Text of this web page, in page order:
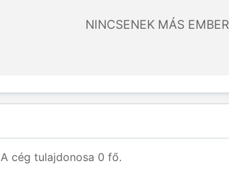
NINCSENEK MÁS
A cég tulajdonosa 0 fő.